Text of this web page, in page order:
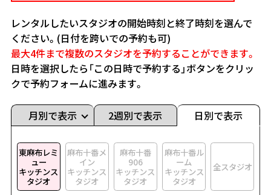
レンタルしたいスタジオの開始時刻と終了時刻を選んで
ください。(日付を跨いでの予約も可)
最大4件まで複数のスタジオを予約することができます。
日時を選択したら「この日時で予約する」ボタンをクリッ
クで予約フォームに進みます。
月別で表示 2週別で表示 日別で表示
東麻布レミ
ュー
キッチンス
タジオ
麻布十番メ
イン
キッチンス
タジオ
麻布十番
906
キッチンス
タジオ
麻布十番ル
ーム
キッチンス
タジオ
全スタジオ